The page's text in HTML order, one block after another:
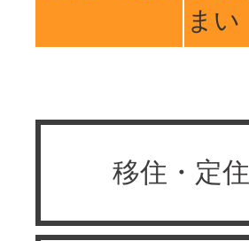
まい
移住・定住